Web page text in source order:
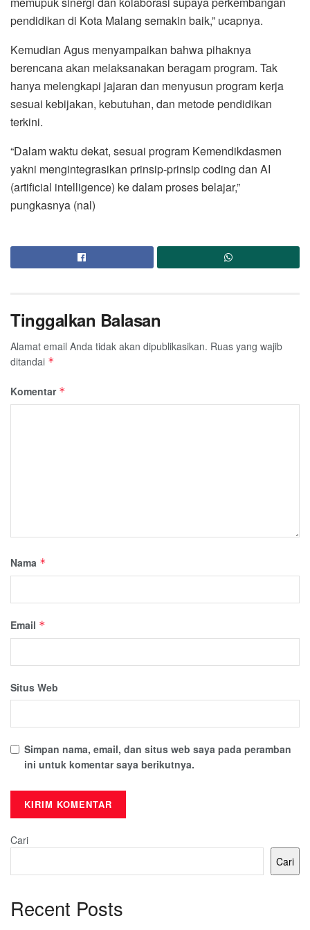
pendidikan di Kota Malang semakin baik,” ucapnya.
Kemudian Agus menyampaikan bahwa pihaknya
berencana akan melaksanakan beragam program. Tak
hanya melengkapi jajaran dan menyusun program kerja
sesuai kebijakan, kebutuhan, dan metode pendidikan
terkini.
“Dalam waktu dekat, sesuai program Kemendikdasmen
yakni mengintegrasikan prinsip-prinsip coding dan AI
(artificial intelligence) ke dalam proses belajar,”
pungkasnya (nal)
Tinggalkan Balasan
Alamat email Anda tidak akan dipublikasikan. Ruas yang wajib
ditandai *
Komentar *
Nama *
Email *
Situs Web
Simpan nama, email, dan situs web saya pada peramban
ini untuk komentar saya berikutnya.
Cari
Cari
Recent Posts